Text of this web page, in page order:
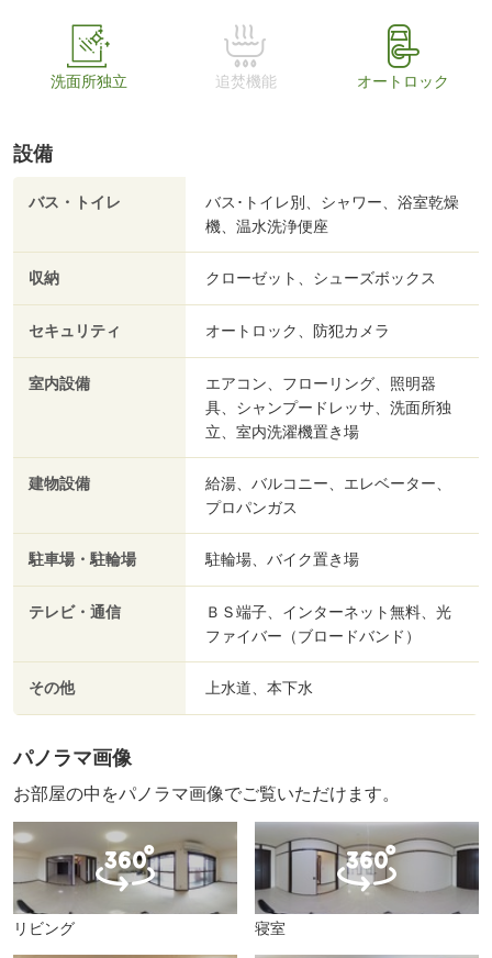
洗面所独立 追焚機能 オートロック
設備
バス・トイレ
バス･トイレ別、シャワー、浴室乾燥
機、温水洗浄便座
収納 クローゼット、シューズボックス
セキュリティ オートロック、防犯カメラ
室内設備
エアコン、フローリング、照明器
具、シャンプードレッサ、洗面所独
立、室内洗濯機置き場
建物設備
給湯、バルコニー、エレベーター、
プロパンガス
駐車場・駐輪場 駐輪場、バイク置き場
テレビ・通信
ＢＳ端子、インターネット無料、光
ファイバー（ブロードバンド）
その他 上水道、本下水
パノラマ画像
お部屋の中をパノラマ画像でご覧いただけます。
リビング 寝室